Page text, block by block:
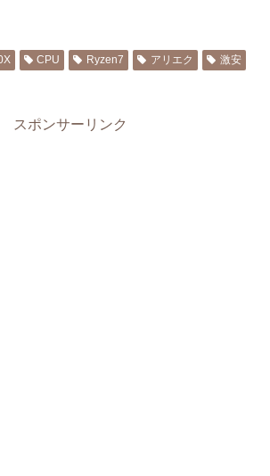
CPU Ryzen7 アリエク
激安
スポンサーリンク